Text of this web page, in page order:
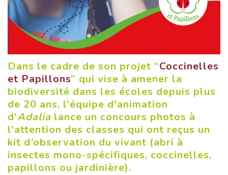
Dans le cadre de son projet “Coccinelles
et Papillons” qui vise à amener la
biodiversité dans les écoles depuis plus
de 20 ans, l'équipe d'animation
d'Adalia lance un concours photos à
l'attention des classes qui ont reçus un
kit d’observation du vivant (abri à
insectes mono-spécifiques, coccinelles,
papillons ou jardinière).